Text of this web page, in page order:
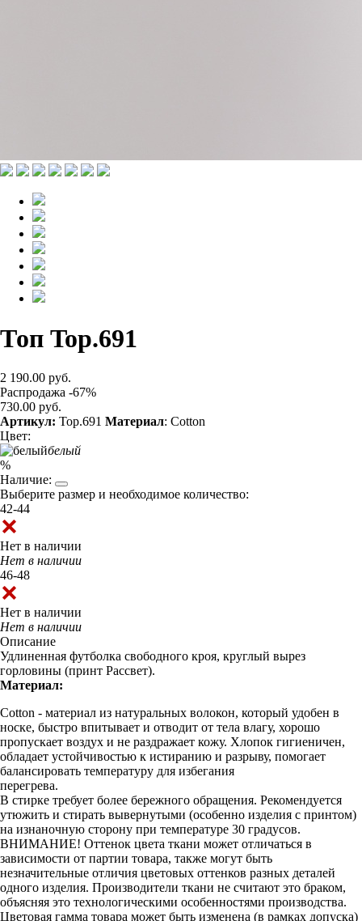
Топ Top.691
2 190.00 руб.
Распродажа -67%
730.00 руб.
Артикул: Top.691 Материал: Cotton
Цвет:
белый
%
Наличие:
Выберите размер и необходимое количество:
42-44
Нет в наличии
Нет в наличии
46-48
Нет в наличии
Нет в наличии
Описание
Удлиненная футболка свободного кроя, круглый вырез
горловины (принт Рассвет).
Материал:
Cotton - материал из натуральных волокон, который удобен в
носке, быстро впитывает и отводит от тела влагу, хорошо
пропускает воздух и не раздражает кожу. Хлопок гигиеничен,
обладает устойчивостью к истиранию и разрыву, помогает
балансировать температуру для избегания
перегрева.
В стирке требует более бережного обращения. Рекомендуется
утюжить и стирать вывернутыми (особенно изделия с принтом)
на изнаночную сторону при температуре 30 градусов.
ВНИМАНИЕ! Оттенок цвета ткани может отличаться в
зависимости от партии товара, также могут быть
незначительные отличия цветовых оттенков разных деталей
одного изделия. Производители ткани не считают это браком,
объясняя это технологическими особенностями производства.
Цветовая гамма товара может быть изменена (в рамках допуска)